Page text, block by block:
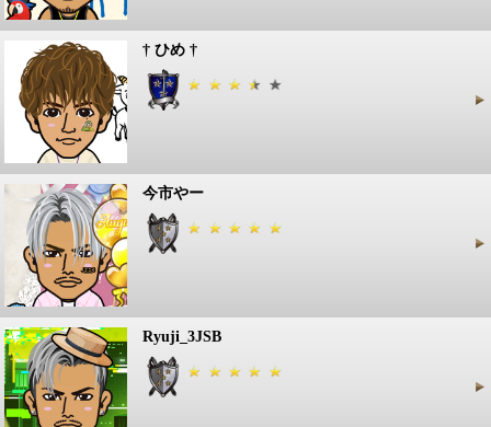
† ひめ †
今市やー
Ryuji_3JSB